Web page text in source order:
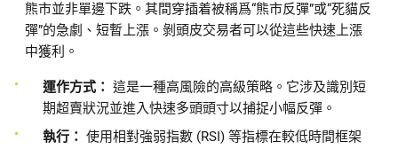
熊市並非單邊下跌。其間穿插着被稱爲“熊市反彈”或“死貓反
彈”的急劇、短暫上漲。剝頭皮交易者可以從這些快速上漲
中獲利。
運作方式： 這是一種高風險的高級策略。它涉及識別短
期超賣狀況並進入快速多頭頭寸以捕捉小幅反彈。
執行： 使用相對強弱指數 (RSI) 等指標在較低時間框架